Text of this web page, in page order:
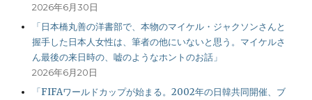
2026年6月30日
「日本橋丸善の洋書部で、本物のマイケル・ジャクソンさんと
握手した日本人女性は、筆者の他にいないと思う。マイケルさ
ん最後の来日時の、嘘のようなホントのお話」
2026年6月20日
「FIFAワールドカップが始まる。2002年の日韓共同開催、ブ